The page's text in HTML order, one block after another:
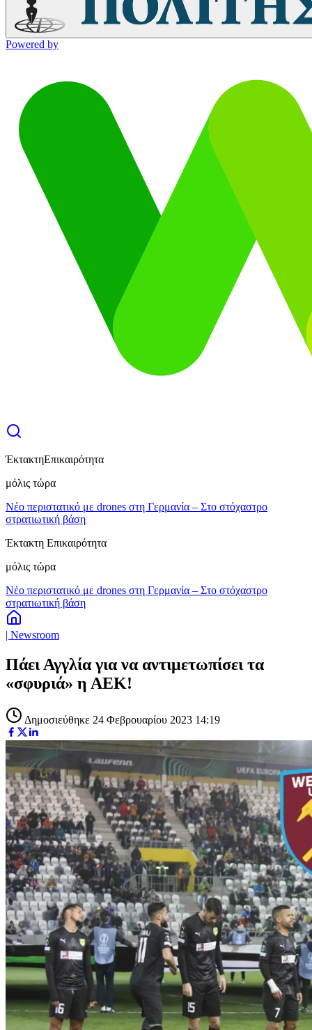
Powered by
ΈκτακτηΕπικαιρότητα
μόλις τώρα
Νέο περιστατικό με drones στη Γερμανία – Στο στόχαστρο
στρατιωτική βάση
Έκτακτη Επικαιρότητα
μόλις τώρα
Νέο περιστατικό με drones στη Γερμανία – Στο στόχαστρο
στρατιωτική βάση
| Newsroom
Πάει Αγγλία για να αντιμετωπίσει τα
«σφυριά» η ΑΕΚ!
Δημοσιεύθηκε 24 Φεβρουαρίου 2023 14:19